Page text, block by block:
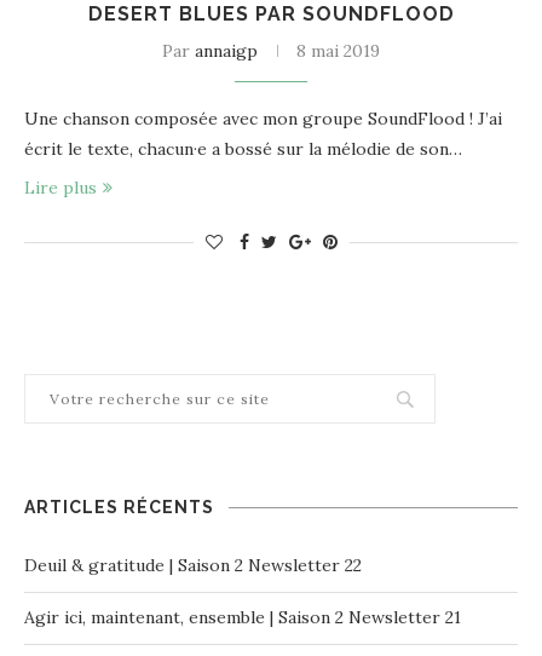
DESERT BLUES PAR SOUNDFLOOD
Par annaigp 8 mai 2019
Une chanson composée avec mon groupe SoundFlood ! J’ai
écrit le texte, chacun·e a bossé sur la mélodie de son…
Lire plus
ARTICLES RÉCENTS
Deuil & gratitude | Saison 2 Newsletter 22
Agir ici, maintenant, ensemble | Saison 2 Newsletter 21